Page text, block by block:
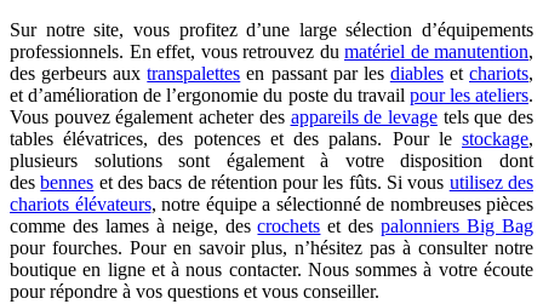
Sur notre site, vous profitez d’une large sélection d’équipements
professionnels. En effet, vous retrouvez du matériel de manutention,
des gerbeurs auxtranspalettes en passant par les diablesetchariots,
et d’amélioration de l’ergonomie du poste du travail pour les ateliers.
Vous pouvez également acheter des appareils de levagetels que des
tables élévatrices, des potences et des palans. Pour le stockage,
plusieurs solutions sont également à votre disposition dont
desbennes et des bacs de rétention pour les fûts. Si vous utilisez des
chariots élévateurs, notre équipe a sélectionné de nombreuses pièces
comme des lames à neige, descrochets et despalonniers Big Bag
pour fourches. Pour en savoir plus, n’hésitez pas à consulter notre
boutique en ligne et à nous contacter. Nous sommes à votre écoute
pour répondre à vos questions et vous conseiller.